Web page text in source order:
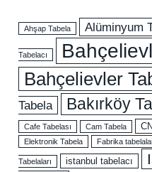
Ahşap Tabela Alüminyum
Tabelacı
Bahçelievler
Tabela
Bakırköy
Cafe Tabelası Cam Tabela
Elektronik Tabela Fabrika
Tabelaları istanbul tabelacı